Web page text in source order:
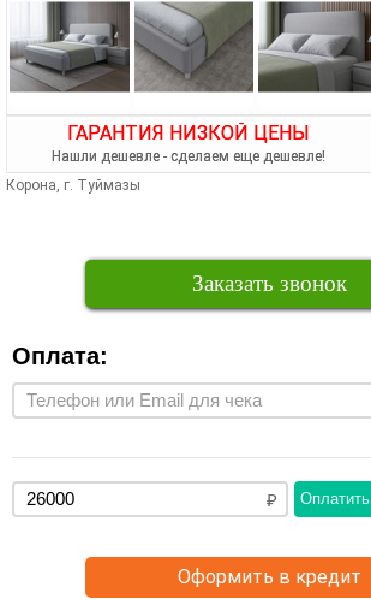
ГАРАНТИЯ НИЗКОЙ ЦЕНЫ
Нашли дешевле - сделаем еще дешевле!
Корона, г. Туймазы
Заказать звонок
Оплата:
Оплатить
Оформить в кредит